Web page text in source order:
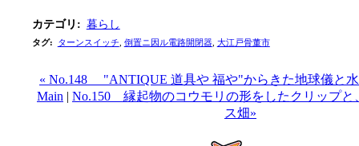
カテゴリ : 暮らし
タグ: ターンスイッチ 倒置ニ因ル電路開閉器, 大江戸骨董市
« No.148 "ANTIQUE 道具や 福や"からきた地球儀と
Main | No.150 縁起物のコウモリの形をしたクリップと
ス畑»